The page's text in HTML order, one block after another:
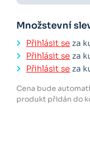
Množstevní
Přihlásit se za
Přihlásit se za
Přihlásit se za
Cena bude
produkt přidán do